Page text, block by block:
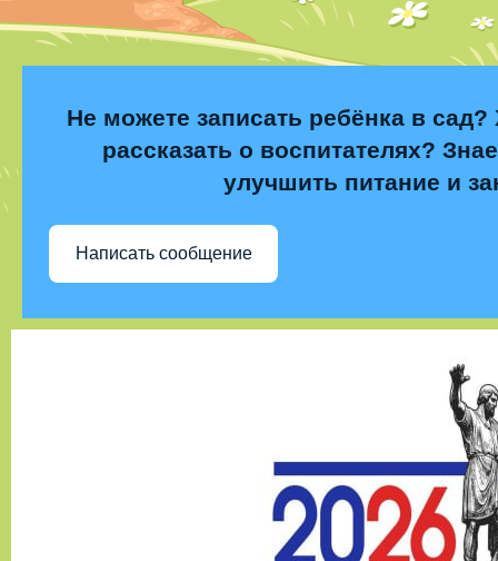
Не можете записать ребёнка в сад?
рассказать о воспитателях?
улучшить питание и
Написать сообщение